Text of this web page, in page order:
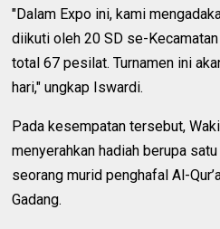
"Dalam Expo ini, kami
diikuti oleh 20 SD se-
total 67 pesilat. Turnamen ini
hari," ungkap Iswardi.
Pada kesempatan tersebut,
menyerahkan hadiah berupa
seorang murid penghafal Al-
Gadang.